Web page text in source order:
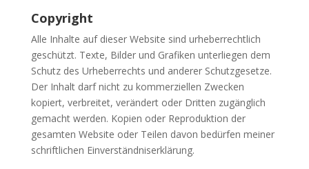
Copyright
Alle Inhalte auf dieser Website sind urheberrechtlich
geschützt. Texte, Bilder und Grafiken unterliegen dem
Schutz des Urheberrechts und anderer Schutzgesetze.
Der Inhalt darf nicht zu kommerziellen Zwecken
kopiert, verbreitet, verändert oder Dritten zugänglich
gemacht werden. Kopien oder Reproduktion der
gesamten Website oder Teilen davon bedürfen meiner
schriftlichen Einverständniserklärung.